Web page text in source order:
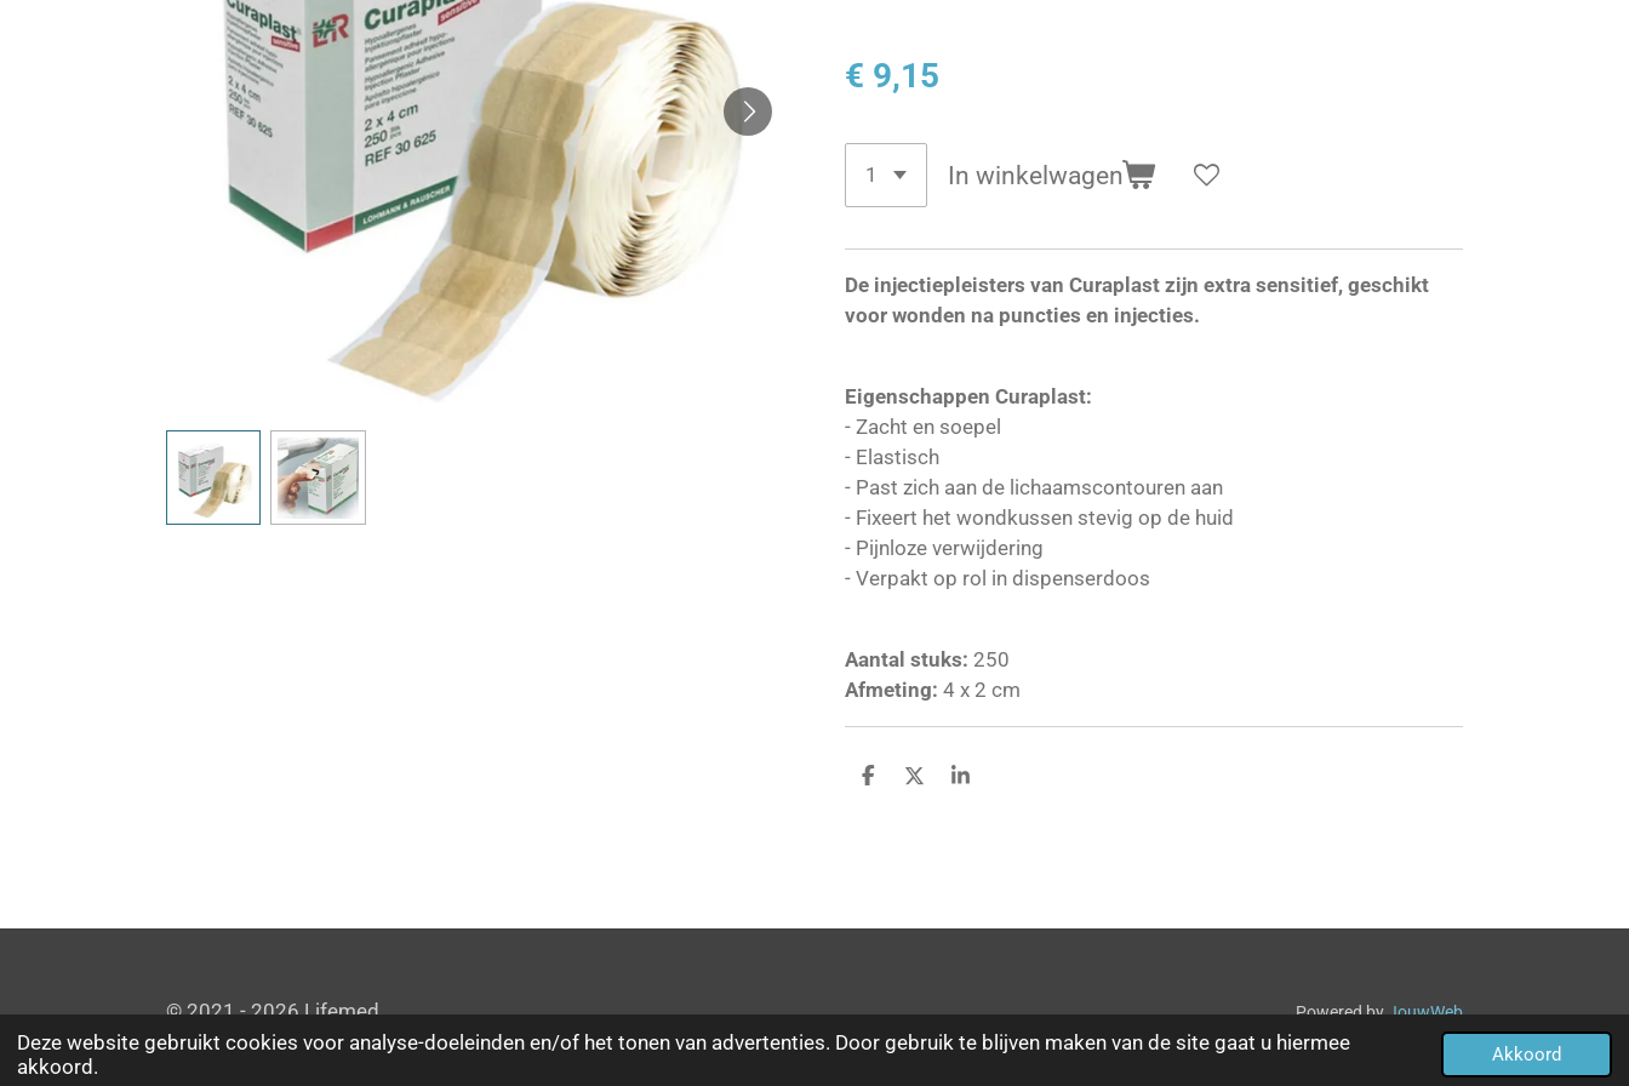
Deze website gebruikt cookies voor analyse-doeleinden en/of het tonen van advertenties. Door gebruik te blijven maken van de site gaat u hiermee
akkoord.
Akkoord
€ 9,15
In winkelwagen
De injectiepleisters van Curaplast zijn extra sensitief, geschikt
voor wonden na puncties en injecties.
Eigenschappen Curaplast:
- Zacht en soepel
- Elastisch
- Past zich aan de lichaamscontouren aan
- Fixeert het wondkussen stevig op de huid
- Pijnloze verwijdering
- Verpakt op rol in dispenserdoos
Aantal stuks: 250
Afmeting: 4 x 2 cm
D
D
S
© 2021 - 2026 Lifemed Powered byJouwWeb